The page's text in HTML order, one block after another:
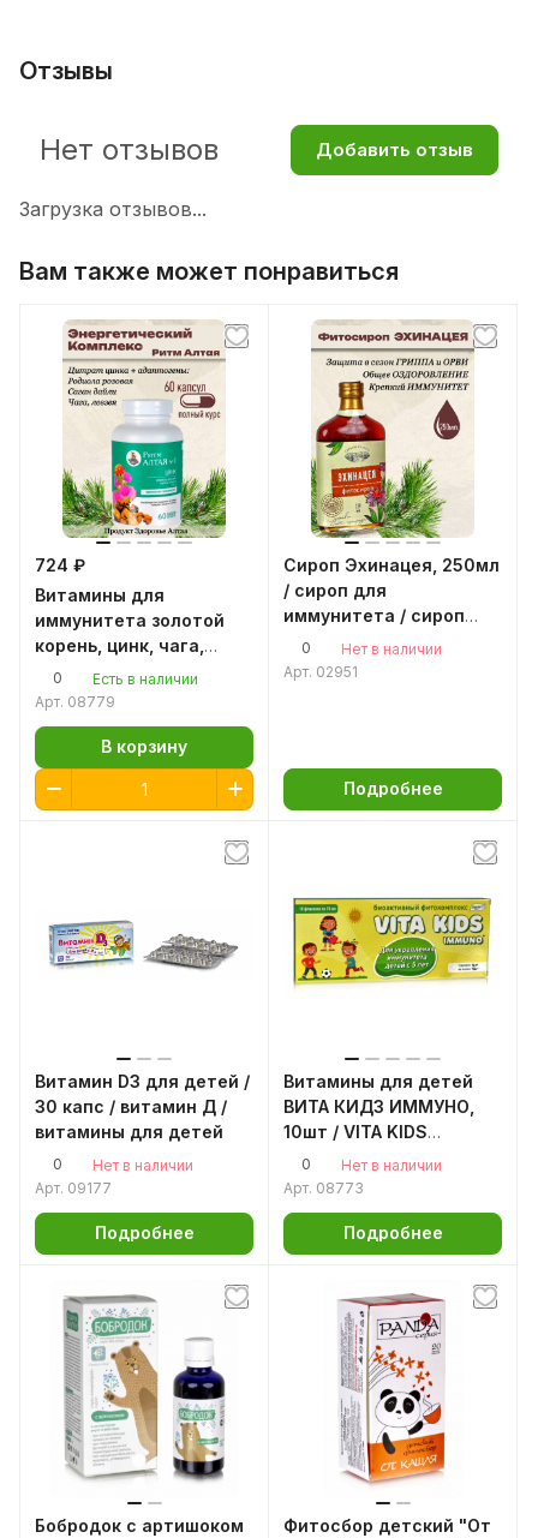
Отзывы
Загрузка отзывов...
Нет отзывов Добавить отзыв
Вам также может понравиться
724 ₽
Витамины для
иммунитета золотой
корень, цинк, чага,
саган дайля Ритм
Алтая антиоксидант
0
Есть в наличии
Арт. 08779
В корзину
Сироп Эхинацея, 250мл
/ сироп для
иммунитета / сироп
для детей
0
Нет в наличии
Арт. 02951
Подробнее
Витамин D3 для детей /
30 капс / витамин Д /
витамины для детей
0
Нет в наличии
Арт. 09177
Подробнее
Витамины для детей
ВИТА КИДЗ ИММУНО,
10шт / VITA KIDS
IMMUNO комплекс
витаминов для детей
иммунитета в период
простуд и гриппа
0
Нет в наличии
Арт. 08773
Подробнее
Бобродок с артишоком
Фитосбор детский "От